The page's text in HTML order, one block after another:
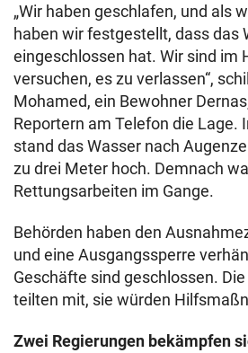
„Wir haben geschlafen, und als
haben wir festgestellt, dass das
eingeschlossen hat. Wir sind im
versuchen, es zu verlassen“,
Mohamed, ein Bewohner
Reportern am Telefon die Lage.
stand das Wasser nach
zu drei Meter hoch. Demnach
Rettungsarbeiten im Gange.
Behörden haben den
und eine Ausgangssperre
Geschäfte sind geschlossen.
teilten mit, sie würden
Zwei Regierungen bekämpfen